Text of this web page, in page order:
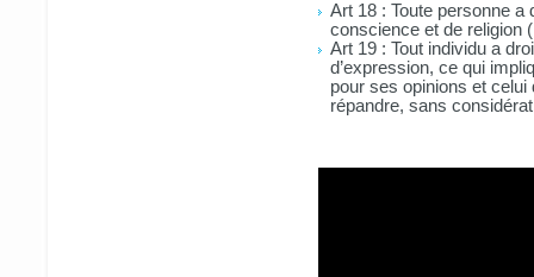
Art 18 : Toute personne a
conscience et de religion
Art 19 : Tout individu a
d’expression, ce qui
pour ses opinions et
répandre, sans